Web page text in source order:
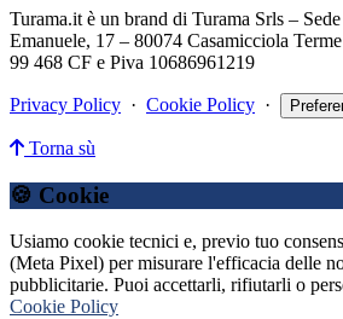
Turama.it è un brand di Turama Srls –
Emanuele, 17 – 80074 Casamicciola
99 468 CF e Piva 10686961219
Privacy Policy · Cookie Policy ·
Torna sù
🍪 Cookie
Usiamo cookie tecnici e, previo tuo
(Meta Pixel) per misurare l'efficacia delle
pubblicitarie. Puoi accettarli, rifiutarli o
Cookie Policy